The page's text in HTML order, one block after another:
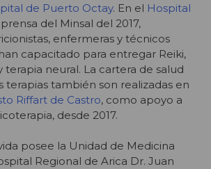
de Puerto Octay. En el Hospital
del Minsal del 2017,
enfermeras y técnicos
capacitado para entregar Reiki,
terapia neural. La cartera de salud
terapias también son realizadas en
Riffart de Castro, como apoyo a
desde 2017.
posee la Unidad de Medicina
Regional de Arica Dr. Juan